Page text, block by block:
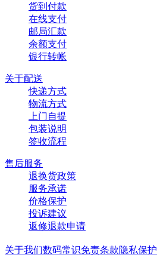
货到付款
在线支付
邮局汇款
余额支付
银行转帐
关于配送
快递方式
物流方式
上门自提
包装说明
签收流程
售后服务
退换货政策
服务承诺
价格保护
投诉建议
返修退款申请
关于我们数码常识免责条款隐私保护